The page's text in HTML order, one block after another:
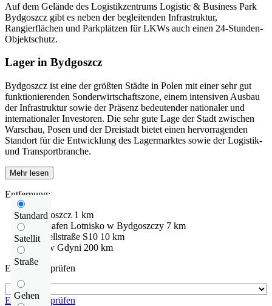
Auf dem Gelände des Logistikzentrums Logistic & Business Park
Bydgoszcz gibt es neben der begleitenden Infrastruktur,
Rangierflächen und Parkplätzen für LKWs auch einen 24-Stunden-
Objektschutz.
Lager in Bydgoszcz
Bydgoszcz ist eine der größten Städte in Polen mit einer sehr gut
funktionierenden Sonderwirtschaftszone, einem intensiven Ausbau
der Infrastruktur sowie der Präsenz bedeutender nationaler und
internationaler Investoren. Die sehr gute Lage der Stadt zwischen
Warschau, Posen und der Dreistadt bietet einen hervorragenden
Standort für die Entwicklung des Lagermarktes sowie der Logistik-
und Transportbranche.
Mehr lesen
Standard
Satellit
Straße
Gehen
Entfernung:
Bydgoszcz 1 km
Flughafen Lotnisko w Bydgoszczy 7 km
Schnellstraße S10 10 km
Port w Gdyni 200 km
Entfernung prüfen
Entfernung prüfen